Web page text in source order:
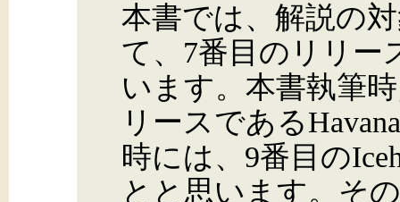
本書では、解説の
て、7番目のリリー
います。本書執筆
リースである
時には、9番目の
とと思います。そ